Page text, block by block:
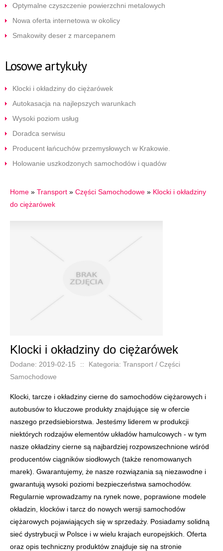
Optymalne czyszczenie powierzchni metalowych
Nowa oferta internetowa w okolicy
Smakowity deser z marcepanem
Losowe artykuły
Klocki i okładziny do ciężarówek
Autokasacja na najlepszych warunkach
Wysoki poziom usług
Doradca serwisu
Producent łańcuchów przemysłowych w Krakowie.
Holowanie uszkodzonych samochodów i quadów
Home » Transport » Części Samochodowe » Klocki i okładziny
do ciężarówek
Klocki i okładziny do ciężarówek
Dodane: 2019-02-15 ::
Kategoria: Transport / Części
Samochodowe
Klocki, tarcze i okładziny cierne do samochodów ciężarowych i
autobusów to kluczowe produkty znajdujące się w ofercie
naszego przedsiebiorstwa. Jesteśmy liderem w produkcji
niektórych rodzajów elementów układów hamulcowych - w tym
nasze okładziny cierne są najbardziej rozpowszechnione wśród
producentów ciągników siodłowych (także renomowanych
marek). Gwarantujemy, że nasze rozwiązania są niezawodne i
gwarantują wysoki poziomi bezpieczeństwa samochodów.
Regularnie wprowadzamy na rynek nowe, poprawione modele
okładzin, klocków i tarcz do nowych wersji samochodów
ciężarowych pojawiających się w sprzedaży. Posiadamy solidną
sieć dystrybucji w Polsce i w wielu krajach europejskich. Oferta
oraz opis techniczny produktów znajduje się na stronie